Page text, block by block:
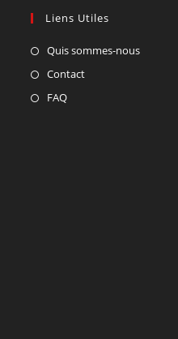
Liens Utiles
Quis sommes-nous
Contact
FAQ